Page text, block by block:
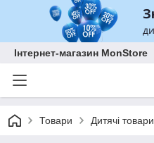
Інтернет-магазин MonStore
Товари Дитячі товари